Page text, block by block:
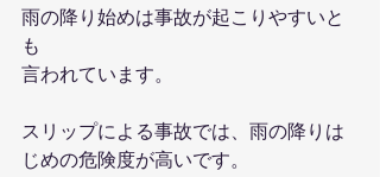
雨の降り始めは事故が起こりやすいと
も
言われています。
スリップによる事故では、雨の降りは
じめの危険度が高いです。